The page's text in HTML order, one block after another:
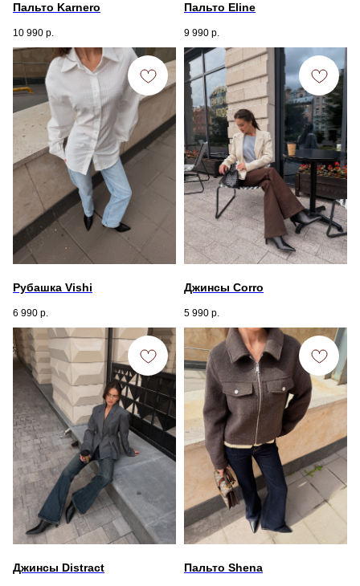
Пальто Karnero
10 990 р.
Пальто Eline
9 990 р.
Рубашка Vishi
6 990 р.
Джинсы Corro
5 990 р.
Джинсы Distract Пальто Shena